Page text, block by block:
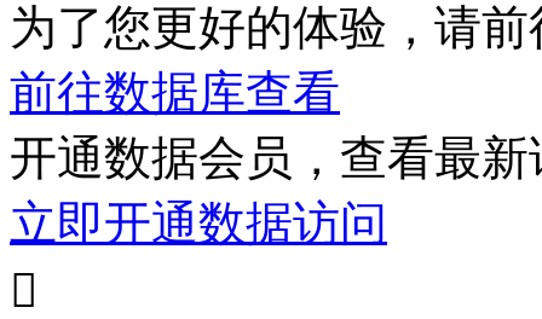
为了您更好的体验，请
前往数据库查看
开通数据会员，查看最
立即开通数据访问
